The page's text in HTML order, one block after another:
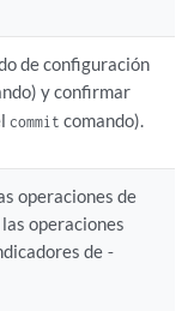
de configuración
y confirmar
commit comando).
operaciones de
operaciones
de -